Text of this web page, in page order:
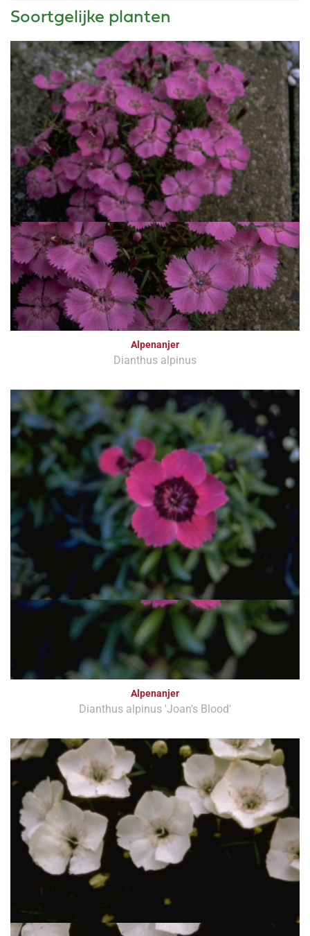
Soortgelijke planten
Alpenanjer
Dianthus alpinus
Alpenanjer
Dianthus alpinus 'Joan's Blood'